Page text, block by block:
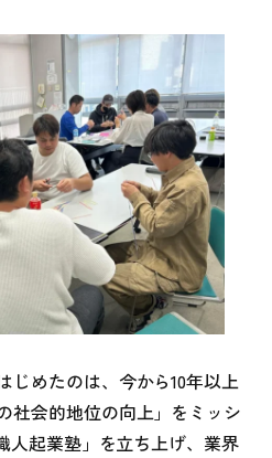
じめたのは、今から10年以上
社会的地位の向上」をミッシ
人起業塾」を立ち上げ、業界